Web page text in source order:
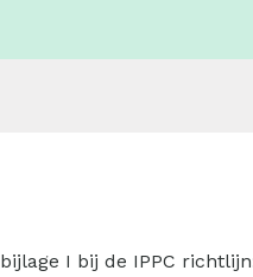
I bij de IPPC